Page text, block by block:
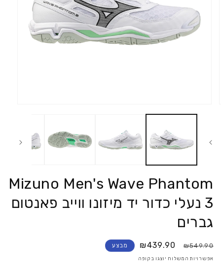
במודאל
Mizuno Men's Wave Phantom
3 נעלי כדור יד מיזונו ווייב פאנטום
גברים
₪549.90
₪439.90 מבצע
אפשרויות המשלוח יוצגו בקופה